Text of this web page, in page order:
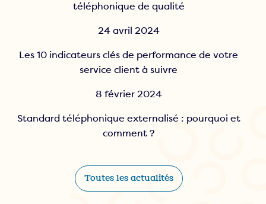
téléphonique de qualité
24 avril 2024
Les 10 indicateurs clés de performance de votre
service client à suivre
8 février 2024
Standard téléphonique externalisé : pourquoi et
comment ?
Toutes les actualités